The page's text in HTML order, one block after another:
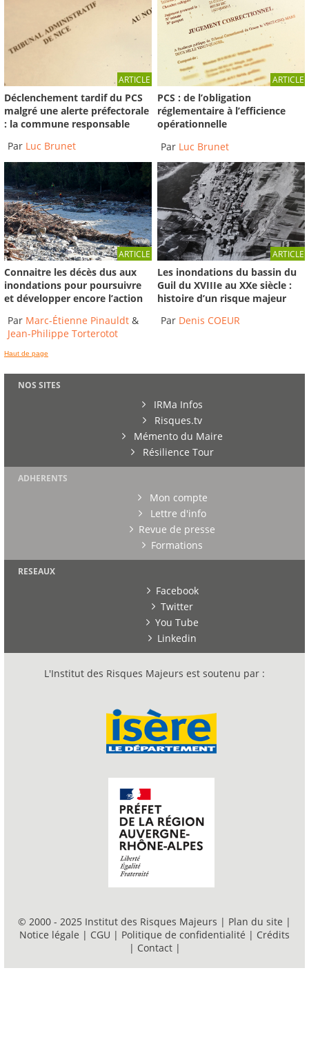
ARTICLE
Déclenchement tardif du PCS
malgré une alerte préfectorale
: la commune responsable
Par Luc Brunet
ARTICLE
PCS : de l’obligation
réglementaire à l’efficience
opérationnelle
Par Luc Brunet
ARTICLE
Connaitre les décès dus aux
inondations pour poursuivre
et développer encore l’action
Par Marc-Étienne Pinauldt &
Jean-Philippe Torterotot
ARTICLE
Les inondations du bassin du
Guil du XVIIIe au XXe siècle :
histoire d’un risque majeur
Par Denis COEUR
Haut de page
NOS SITES
IRMa Infos
Risques.tv
Mémento du Maire
Résilience Tour
ADHERENTS
Mon compte
Lettre d'info
Revue de presse
Formations
RESEAUX
Facebook
Twitter
You Tube
Linkedin
L'Institut des Risques Majeurs est soutenu par :
© 2000 - 2025 Institut des Risques Majeurs | Plan du site |
Notice légale | CGU | Politique de confidentialité | Crédits
| Contact |